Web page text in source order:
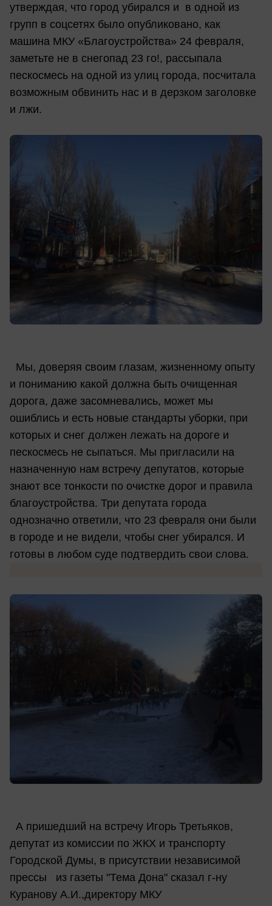
утверждая, что город убирался и в одной из
групп в соцсетях было опубликовано, как
машина МКУ «Благоустройства» 24 февраля,
заметьте не в снегопад 23 го!, рассыпала
пескосмесь на одной из улиц города, посчитала
возможным обвинить нас и в дерзком заголовке
и лжи.
Мы, доверяя своим глазам, жизненному опыту
и пониманию какой должна быть очищенная
дорога, даже засомневались, может мы
ошиблись и есть новые стандарты уборки, при
которых и снег должен лежать на дороге и
пескосмесь не сыпаться. Мы пригласили на
назначенную нам встречу депутатов, которые
знают все тонкости по очистке дорог и правила
благоустройства. Три депутата города
однозначно ответили, что 23 февраля они были
в городе и не видели, чтобы снег убирался. И
готовы в любом суде подтвердить свои слова.
А пришедший на встречу Игорь Третьяков,
депутат из комиссии по ЖКХ и транспорту
Городской Думы, в присутствии независимой
прессы из газеты "Тема Дона" сказал г-ну
Куранову А.И.,директору МКУ